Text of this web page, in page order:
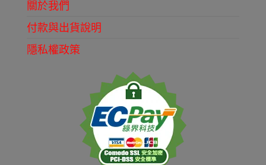
關於我們
付款與出貨說明
隱私權政策